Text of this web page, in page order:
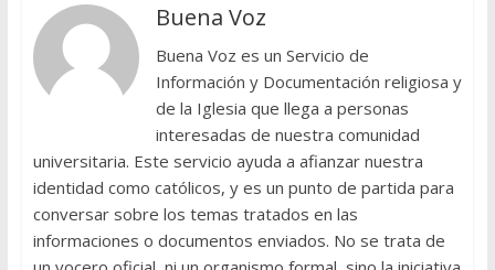
Buena Voz
Buena Voz es un Servicio de
Información y Documentación religiosa y
de la Iglesia que llega a personas
interesadas de nuestra comunidad
universitaria. Este servicio ayuda a afianzar nuestra
identidad como católicos, y es un punto de partida para
conversar sobre los temas tratados en las
informaciones o documentos enviados. No se trata de